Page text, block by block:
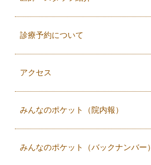
診療予約について
アクセス
みんなのポケット（院内報）
みんなのポケット（バックナンバー）